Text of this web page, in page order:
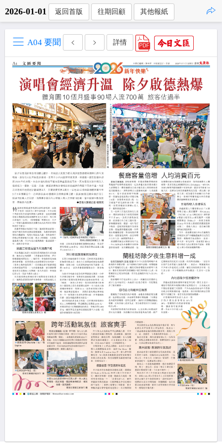
2026-01-01 返回首版 往期回顧 其他報紙
A04 要聞 詳情